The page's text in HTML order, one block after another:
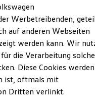
und Updates
ID.
im
Werbetreibenden,
auf anderen Webseiten
werden kann. Wir
die Verarbeitung
Diese Cookies
ist, oftmals mit
Dritten verlinkt.